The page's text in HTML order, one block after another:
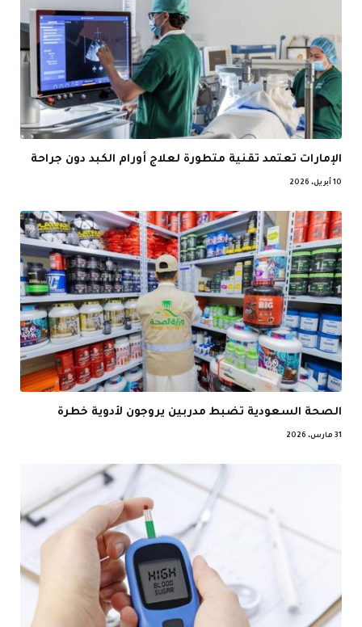
الإمارات تعتمد تقنية متطورة لعلاج أورام الكبد دون جراحة
10 أبريل، 2026
الصحة السعودية تضبط مدربين يروجون لأدوية خطرة
31 مارس، 2026